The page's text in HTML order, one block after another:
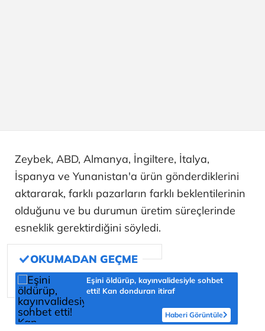
Zeybek, ABD, Almanya, İngiltere, İtalya,
İspanya ve Yunanistan'a ürün gönderdiklerini
aktararak, farklı pazarların farklı beklentilerinin
olduğunu ve bu durumun üretim süreçlerinde
esneklik gerektirdiğini söyledi.
Eşini öldürüp, kayınvalidesiyle sohbet
etti! Kan donduran itiraf
Haberi Görüntüle